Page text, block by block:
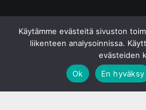
Käytämme evästeitä sivuston
liikenteen analysoinnissa.
evästeiden
Ok
En hyväksy